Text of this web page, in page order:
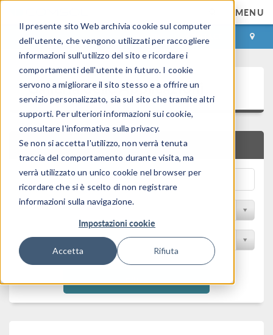
Il presente sito Web archivia cookie sul computer
dell'utente, che vengono utilizzati per raccogliere
informazioni sull'utilizzo del sito e ricordare i
comportamenti dell'utente in futuro. I cookie
servono a migliorare il sito stesso e a offrire un
servizio personalizzato, sia sul sito che tramite altri
supporti. Per ulteriori informazioni sui cookie,
consultare l'informativa sulla privacy.
Se non si accetta l'utilizzo, non verrà tenuta
traccia del comportamento durante visita, ma
verrà utilizzato un unico cookie nel browser per
ricordare che si è scelto di non registrare
informazioni sulla navigazione.
Impostazioni cookie
Accetta Rifiuta
MENU
ACCEDI CONTACT
Galleria delle Applicazioni
RICERCA RAPIDA
Filtra per Prodotto
Filtra